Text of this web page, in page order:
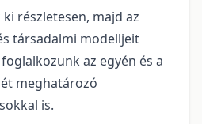
részletesen, majd az
társadalmi modelljeit
az egyén és a
meghatározó
is.